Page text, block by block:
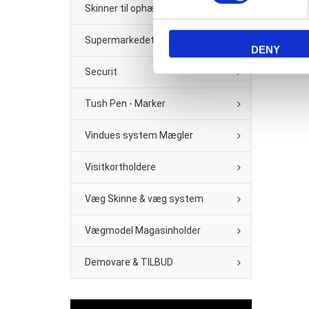
DENY
Skinner til ophæng
Supermarkedet & Købmand
Securit
Tush Pen - Marker
Vindues system Mægler
Visitkortholdere
Væg Skinne & væg system
Vægmodel Magasinholder
Demovare & TILBUD